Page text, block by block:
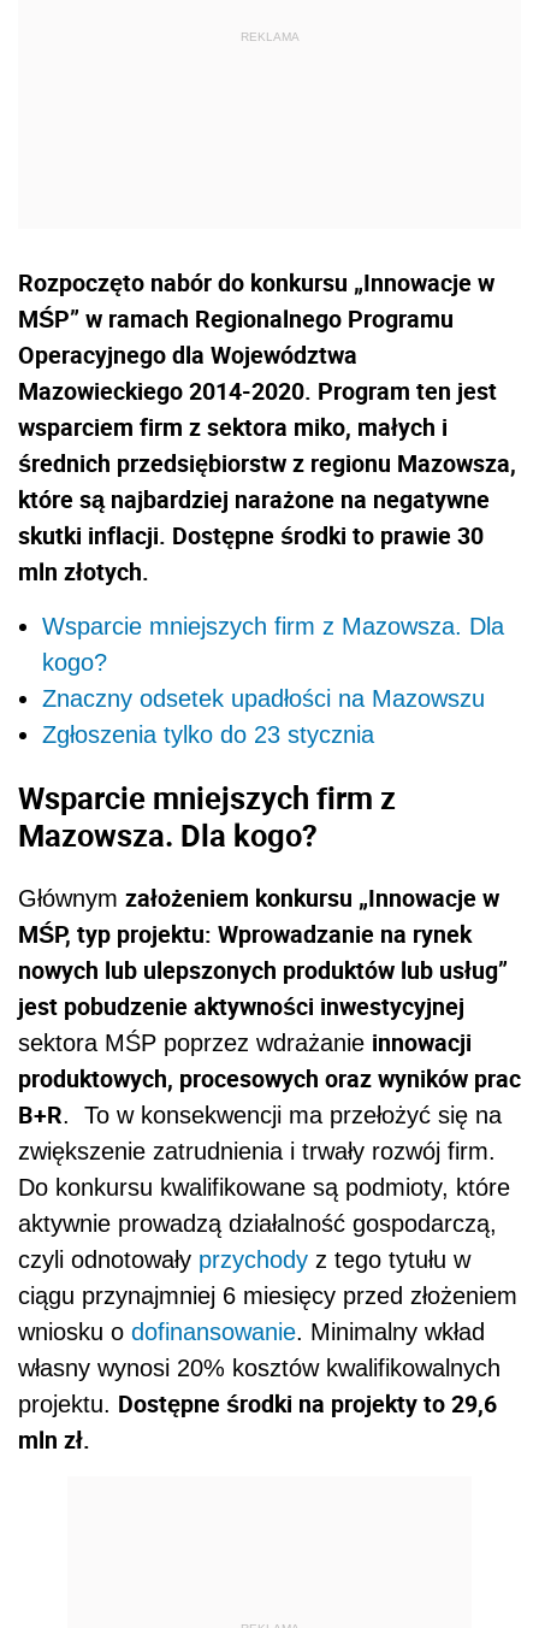
Rozpoczęto nabór do konkursu „Innowacje w
MŚP” w ramach Regionalnego Programu
Operacyjnego dla Województwa
Mazowieckiego 2014-2020. Program ten jest
wsparciem firm z sektora miko, małych i
średnich przedsiębiorstw z regionu Mazowsza,
które są najbardziej narażone na negatywne
skutki inflacji. Dostępne środki to prawie 30
mln złotych.
Wsparcie mniejszych firm z Mazowsza. Dla
kogo?
Znaczny odsetek upadłości na Mazowszu
Zgłoszenia tylko do 23 stycznia
Wsparcie mniejszych firm z
Mazowsza. Dla kogo?
Głównym założeniem konkursu „Innowacje w
MŚP, typ projektu: Wprowadzanie na rynek
nowych lub ulepszonych produktów lub usług”
jest pobudzenie aktywności inwestycyjnej
sektora MŚP poprzez wdrażanie innowacji
produktowych, procesowych oraz wyników prac
B+R. To w konsekwencji ma przełożyć się na
zwiększenie zatrudnienia i trwały rozwój firm.
Do konkursu kwalifikowane są podmioty, które
aktywnie prowadzą działalność gospodarczą,
czyli odnotowały przychody z tego tytułu w
ciągu przynajmniej 6 miesięcy przed złożeniem
wniosku o dofinansowanie. Minimalny wkład
własny wynosi 20% kosztów kwalifikowalnych
projektu. Dostępne środki na projekty to 29,6
mln zł.